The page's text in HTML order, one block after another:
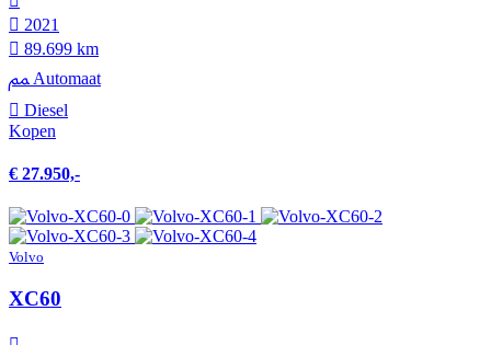
2021
89.699 km
Automaat
Diesel
Kopen
€ 27.950,-
Volvo
XC60